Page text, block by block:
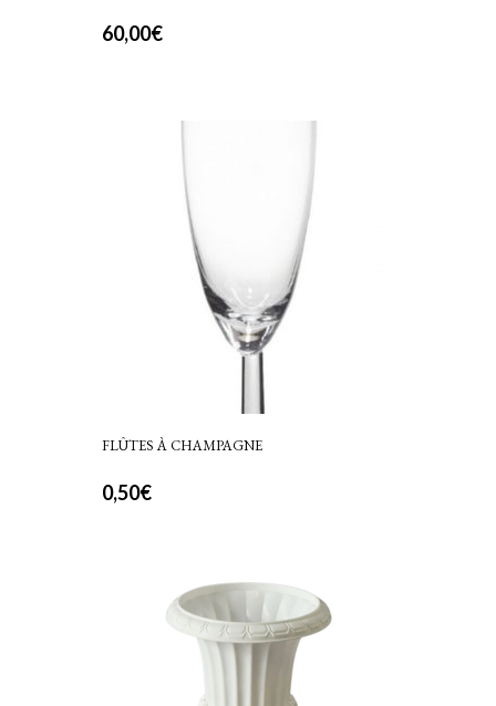
60,00€
FLÛTES À CHAMPAGNE
0,50€